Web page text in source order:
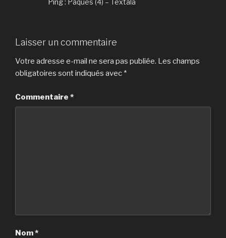
Laisser un commentaire
Votre adresse e-mail ne sera pas publiée. Les champs
obligatoires sont indiqués avec *
Commentaire *
Nom*